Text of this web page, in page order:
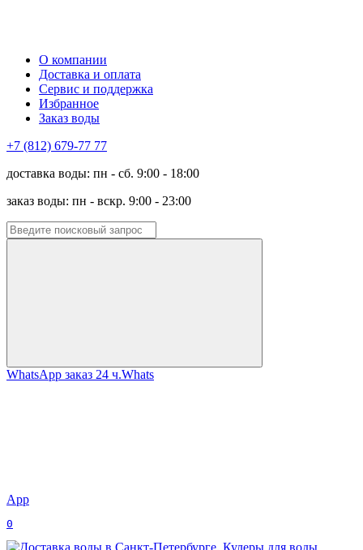
О компании
Доставка и оплата
Сервис и поддержка
Избранное
Заказ воды
+7 (812) 679-77 77
доставка воды: пн - сб. 9:00 - 18:00
заказ воды: пн - вскр. 9:00 - 23:00
WhatsApp заказ 24 ч.Whats
App
0